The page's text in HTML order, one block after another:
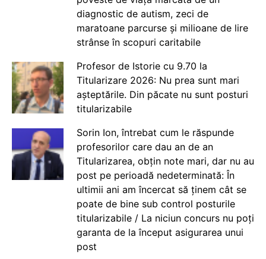
diagnostic de autism, zeci de
maratoane parcurse și milioane de lire
strânse în scopuri caritabile
Profesor de Istorie cu 9.70 la
Titularizare 2026: Nu prea sunt mari
așteptările. Din păcate nu sunt posturi
titularizabile
Sorin Ion, întrebat cum le răspunde
profesorilor care dau an de an
Titularizarea, obțin note mari, dar nu au
post pe perioadă nedeterminată: În
ultimii ani am încercat să ținem cât se
poate de bine sub control posturile
titularizabile / La niciun concurs nu poți
garanta de la început asigurarea unui
post